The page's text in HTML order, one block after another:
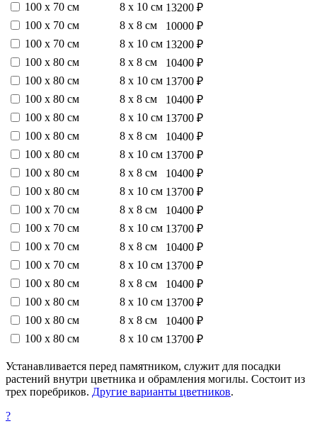
100 х 70 см
8 х 10 см 13200 ₽
100 х 70 см
8 х 8 см
10000 ₽
100 х 70 см
8 х 10 см 13200 ₽
100 х 80 см
8 х 8 см
10400 ₽
100 х 80 см
8 х 10 см 13700 ₽
100 х 80 см
8 х 8 см
10400 ₽
100 х 80 см
8 х 10 см 13700 ₽
100 х 80 см
8 х 8 см
10400 ₽
100 х 80 см
8 х 10 см 13700 ₽
100 х 80 см
8 х 8 см
10400 ₽
100 х 80 см
8 х 10 см 13700 ₽
100 х 70 см
8 х 8 см
10400 ₽
100 х 70 см
8 х 10 см 13700 ₽
100 х 70 см
8 х 8 см
10400 ₽
100 х 70 см
8 х 10 см 13700 ₽
100 х 80 см
8 х 8 см
10400 ₽
100 х 80 см
8 х 10 см 13700 ₽
100 х 80 см
8 х 8 см
10400 ₽
100 х 80 см
8 х 10 см 13700 ₽
Устанавливается перед памятником, служит для посадки
растений внутри цветника и обрамления могилы. Состоит из
трех поребриков. Другие варианты цветников.
?